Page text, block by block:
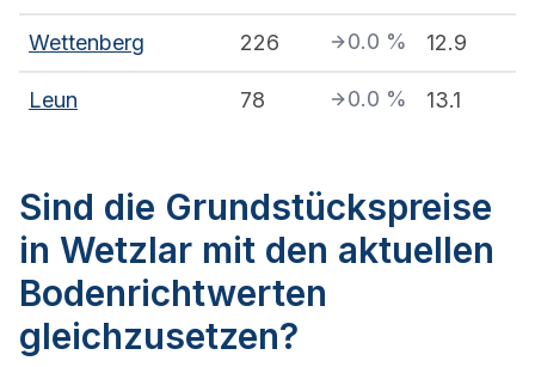
Wettenberg 226 0.0 % 12.9
Leun 78 0.0 % 13.1
Sind die Grundstückspreise
in Wetzlar mit den aktuellen
Bodenrichtwerten
gleichzusetzen?